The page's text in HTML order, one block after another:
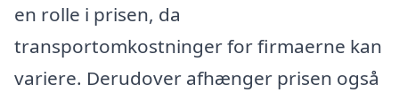
en rolle i prisen, da
transportomkostninger for firmaerne kan
variere. Derudover afhænger prisen også